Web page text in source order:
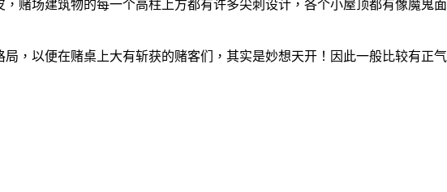
赌场建筑物的每一个高柱上方都有许多尖刺设计，各个小屋顶都有像魔鬼
，以便在赌桌上大有斩获的赌客们，其实是妙想天开！因此一般比较有正